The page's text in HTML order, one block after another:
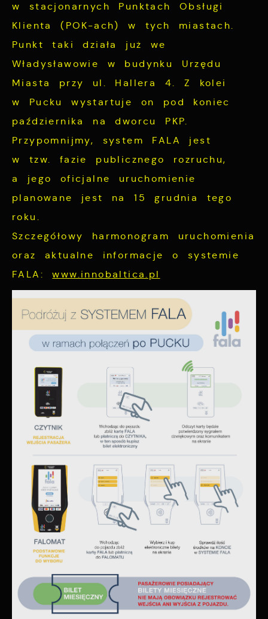
w stacjonarnych Punktach Obsługi
Klienta (POK-ach) w tych miastach.
Punkt taki działa już we
Władysławowie w budynku Urzędu
Miasta przy ul. Hallera 4. Z kolei
w Pucku wystartuje on pod koniec
października na dworcu PKP.
Przypomnijmy, system FALA jest
w tzw. fazie publicznego rozruchu,
a jego oficjalne uruchomienie
planowane jest na 15 grudnia tego
roku.
Szczegółowy harmonogram uruchomienia
oraz aktualne informacje o systemie
FALA:www.innobaltica.pl